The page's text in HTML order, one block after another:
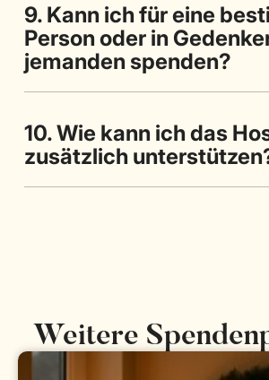
9. Kann ich für eine
Person oder in
jemanden spenden?
10. Wie kann ich das
zusätzlich
Weitere